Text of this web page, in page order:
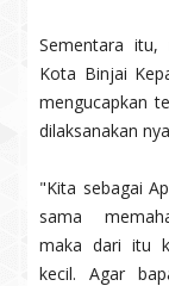
Sementara itu,
Kota Binjai
mengucapkan
dilaksanakan
"Kita sebagai
sama
maka dari itu
kecil. Agar